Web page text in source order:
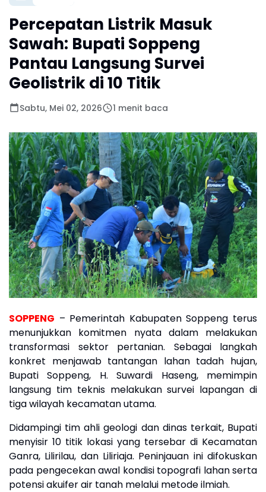
Percepatan Listrik Masuk
Sawah: Bupati Soppeng
Pantau Langsung Survei
Geolistrik di 10 Titik
Sabtu, Mei 02, 2026 1 menit baca
SOPPENG – Pemerintah Kabupaten Soppeng terus
menunjukkan komitmen nyata dalam melakukan
transformasi sektor pertanian. Sebagai langkah
konkret menjawab tantangan lahan tadah hujan,
Bupati Soppeng, H. Suwardi Haseng, memimpin
langsung tim teknis melakukan survei lapangan di
tiga wilayah kecamatan utama.
​Didampingi tim ahli geologi dan dinas terkait, Bupati
menyisir 10 titik lokasi yang tersebar di Kecamatan
Ganra, Lilirilau, dan Liliriaja. Peninjauan ini difokuskan
pada pengecekan awal kondisi topografi lahan serta
potensi akuifer air tanah melalui metode ilmiah.